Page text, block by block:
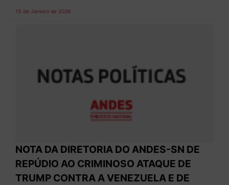
13 de Janeiro de 2026
NOTA DA DIRETORIA DO ANDES-SN DE
REPÚDIO AO CRIMINOSO ATAQUE DE
TRUMP CONTRA A VENEZUELA E DE